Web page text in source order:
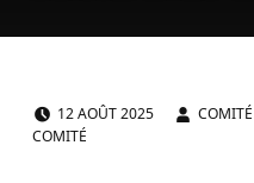
FPOSTED ON:
12 AOÛT 2025 WRITTEN BY:
COMITÉ